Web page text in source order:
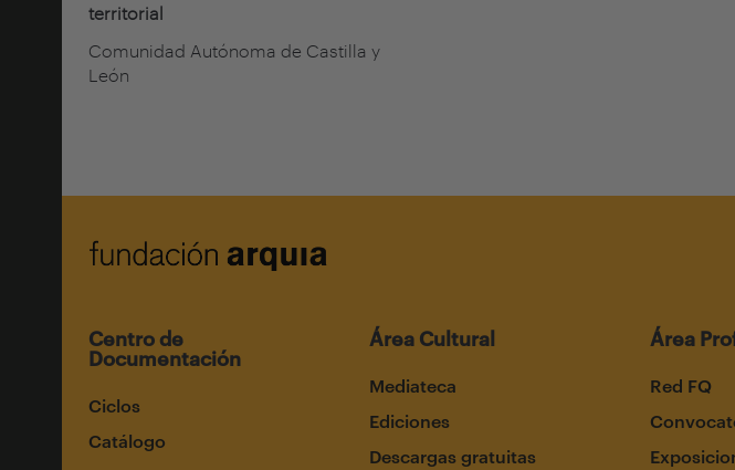
territorial
Comunidad Autónoma de Castilla y
León
Centro de
Documentación
Ciclos
Catálogo
Área Cultural
Mediateca
Ediciones
Descargas gratuitas
Área
Red FQ